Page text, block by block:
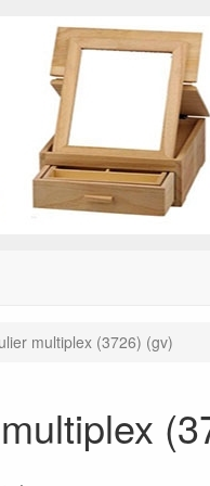
multiplex (3726) (gv)